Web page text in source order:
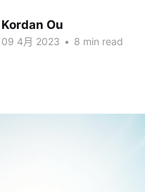
Kordan Ou
09 4月 2023 • 8 min read